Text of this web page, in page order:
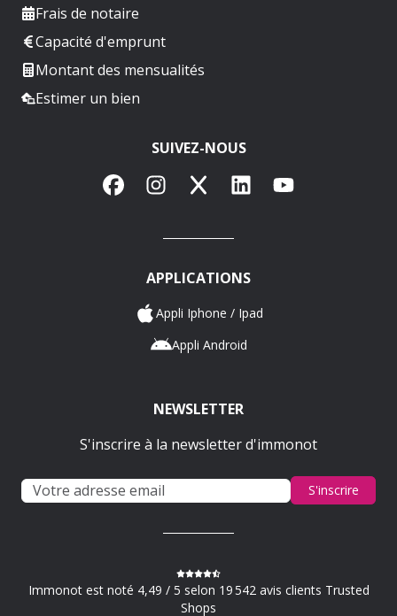
Frais de notaire
Capacité d'emprunt
Montant des mensualités
Estimer un bien
SUIVEZ-NOUS
FacebookInstagram
X LinkedInYouTube
APPLICATIONS
Appli Iphone / Ipad
Appli Android
NEWSLETTER
S'inscrire à la newsletter d'immonot
S'inscrire
Immonot est noté 4,49 / 5 selon 19 542 avis clients Trusted
Shops